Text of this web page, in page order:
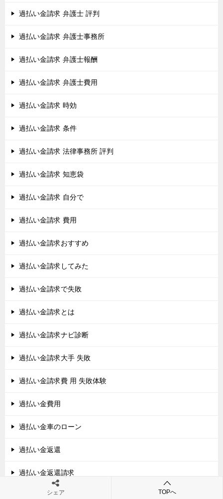
過払い金請求 弁護士 評判
過払い金請求 弁護士事務所
過払い金請求 弁護士報酬
過払い金請求 弁護士費用
過払い金請求 時効
過払い金請求 条件
過払い金請求 法律事務所 評判
過払い金請求 知恵袋
過払い金請求 自分で
過払い金請求 費用
過払い金請求おすすめ
過払い金請求してみた
過払い金請求で失敗
過払い金請求とは
過払い金請求ナビ診断
過払い金請求大手 失敗
過払い金請求費 用 失敗体験
過払い金費用
過払い金車のローン
過払い金返還
過払い金返還請求
過払い金返還請求 アコム
シェア TOPへ